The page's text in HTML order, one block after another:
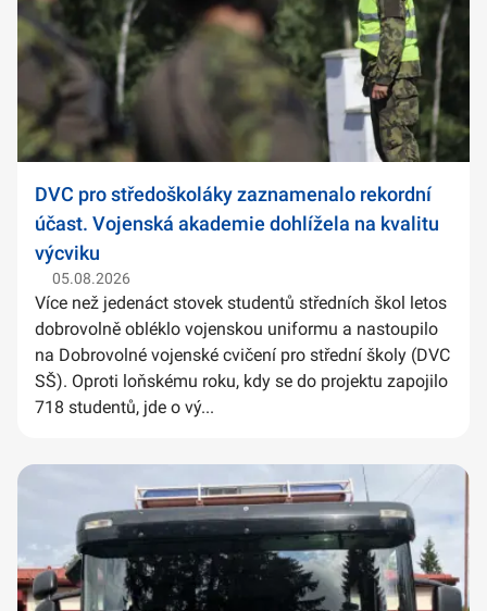
DVC pro středoškoláky zaznamenalo rekordní
účast. Vojenská akademie dohlížela na kvalitu
výcviku
05.08.2026
Více než jedenáct stovek studentů středních škol letos
dobrovolně obléklo vojenskou uniformu a nastoupilo
na Dobrovolné vojenské cvičení pro střední školy (DVC
SŠ). Oproti loňskému roku, kdy se do projektu zapojilo
718 studentů, jde o vý...